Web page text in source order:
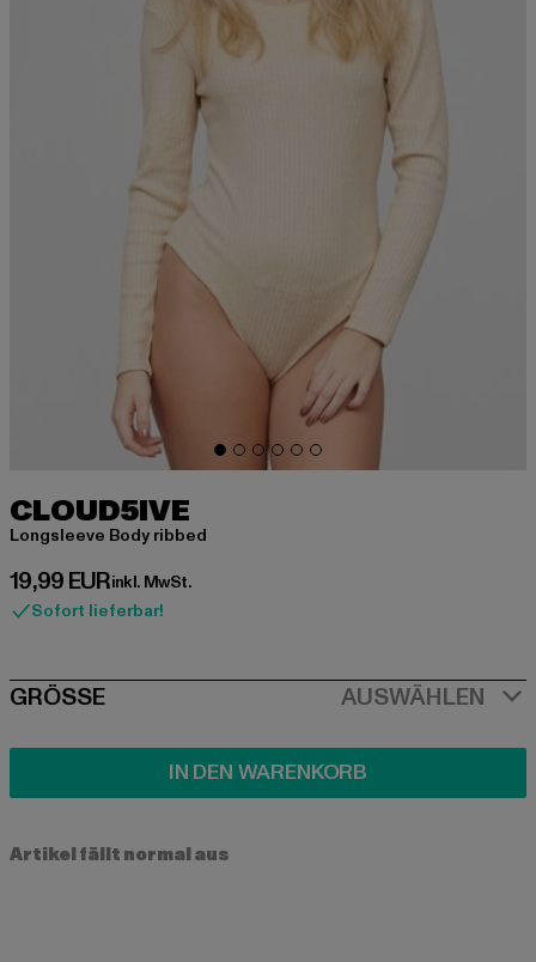
CLOUD5IVE
Longsleeve Body ribbed
19,99 EUR
Derzeitiger Preis: 19,99 EUR
inkl. MwSt.
Sofort lieferbar!
SIZE
GRÖSSE AUSWÄHLEN
IN DEN WARENKORB
Artikel fällt normal aus